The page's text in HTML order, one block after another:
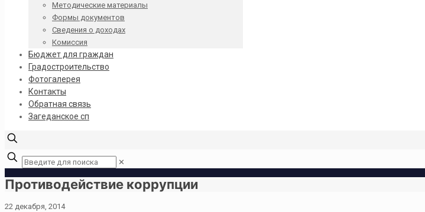
Методические материалы
Формы документов
Сведения о доходах
Комиссия
Бюджет для граждан
Градостроительство
Фотогалерея
Контакты
Обратная связь
Загеданское сп
✕
Противодействие коррупции
22 декабря, 2014